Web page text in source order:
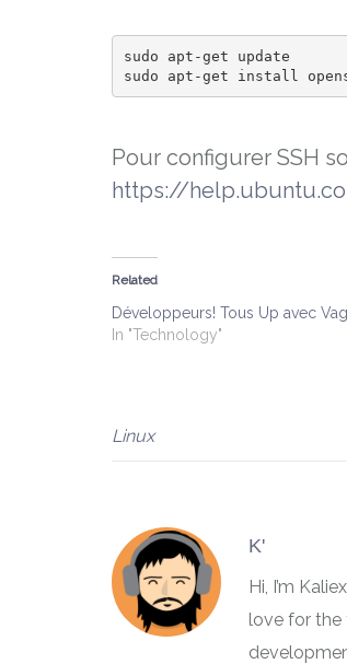
sudo apt-get update
Pour configurer SSH
https://
Related
Développeurs! Tous Up avec
In "Technology"
Linux
K'
Hi, I’m
love for the